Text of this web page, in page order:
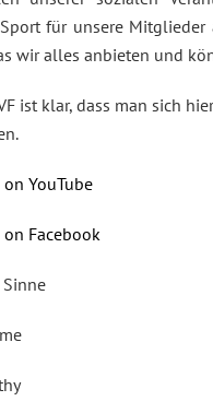
für unsere Mitglieder
wir alles anbieten und
ist klar, dass man sich
YouTube
Facebook